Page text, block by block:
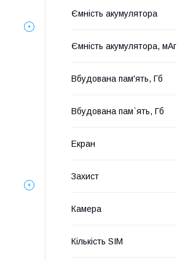
Ємність акумулятора
Ємність акумулятора, мАг
Вбудована пам'ять, Гб
Вбудована пам`ять, Гб
Екран
Захист
Камера
Кількість SIM